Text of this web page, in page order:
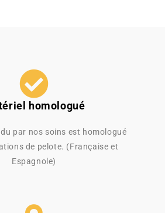
homologué
par nos soins est homologué
de pelote. (Française et
Espagnole)